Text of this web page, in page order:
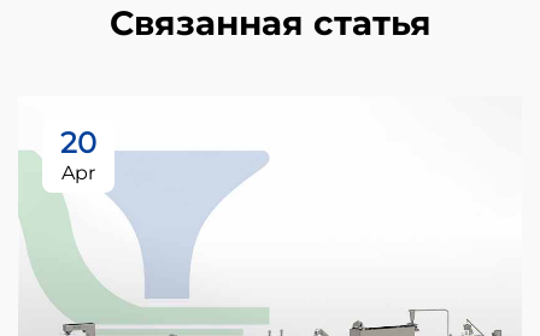
Связанная статья
20
Apr